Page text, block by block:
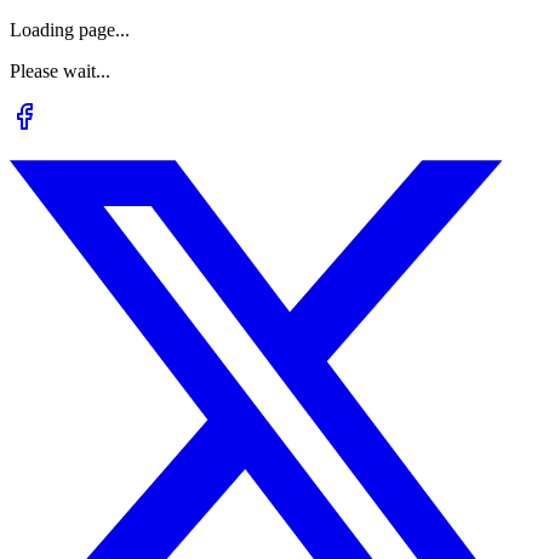
Loading page...
Please wait...